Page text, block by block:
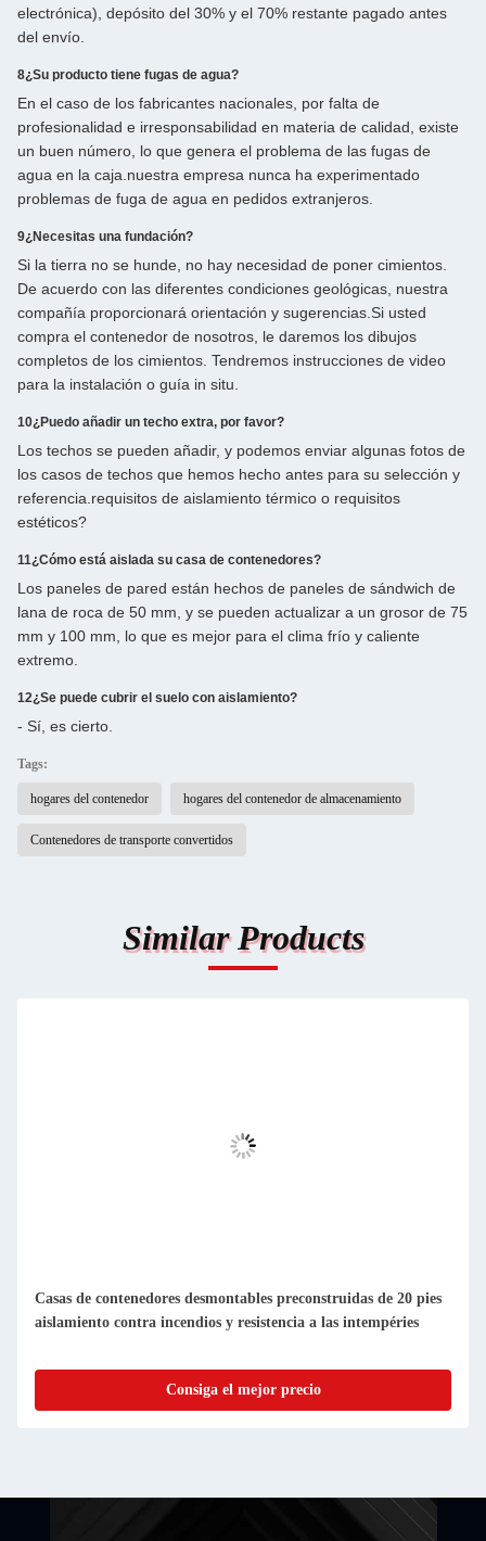
electrónica), depósito del 30% y el 70% restante pagado antes
del envío.
8¿Su producto tiene fugas de agua?
En el caso de los fabricantes nacionales, por falta de
profesionalidad e irresponsabilidad en materia de calidad, existe
un buen número, lo que genera el problema de las fugas de
agua en la caja.nuestra empresa nunca ha experimentado
problemas de fuga de agua en pedidos extranjeros.
9¿Necesitas una fundación?
Si la tierra no se hunde, no hay necesidad de poner cimientos.
De acuerdo con las diferentes condiciones geológicas, nuestra
compañía proporcionará orientación y sugerencias.Si usted
compra el contenedor de nosotros, le daremos los dibujos
completos de los cimientos. Tendremos instrucciones de video
para la instalación o guía in situ.
10¿Puedo añadir un techo extra, por favor?
Los techos se pueden añadir, y podemos enviar algunas fotos de
los casos de techos que hemos hecho antes para su selección y
referencia.requisitos de aislamiento térmico o requisitos
estéticos?
11¿Cómo está aislada su casa de contenedores?
Los paneles de pared están hechos de paneles de sándwich de
lana de roca de 50 mm, y se pueden actualizar a un grosor de 75
mm y 100 mm, lo que es mejor para el clima frío y caliente
extremo.
12¿Se puede cubrir el suelo con aislamiento?
- Sí, es cierto.
Tags:
hogares del contenedor hogares del contenedor de almacenamiento
Contenedores de transporte convertidos
Similar Products
de 20 pies
intempéries
Casas de contenedores prefabricadas compactas y
desmontables, fáciles de limpiar y a prueba de
Consiga el mejor precio